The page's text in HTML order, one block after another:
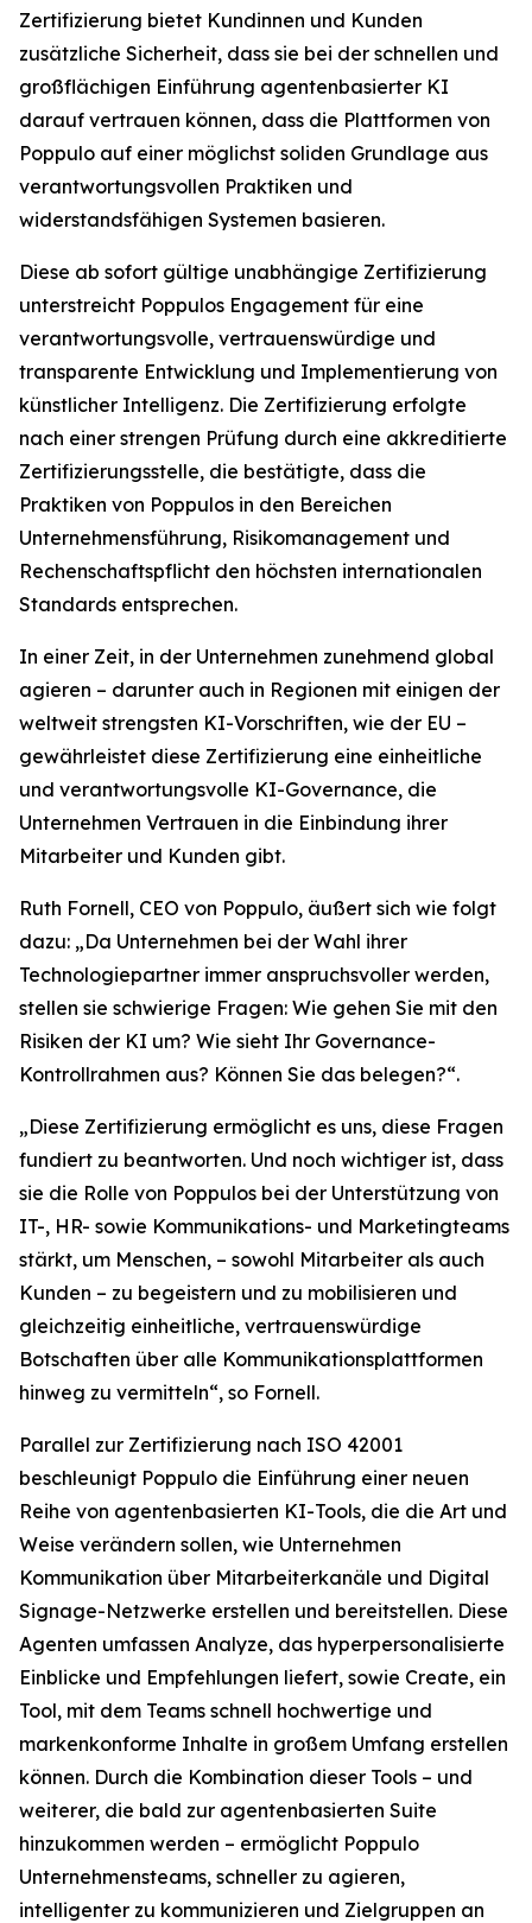
Zertifizierung bietet Kundinnen und Kunden
zusätzliche Sicherheit, dass sie bei der schnellen und
großflächigen Einführung agentenbasierter KI
darauf vertrauen können, dass die Plattformen von
Poppulo auf einer möglichst soliden Grundlage aus
verantwortungsvollen Praktiken und
widerstandsfähigen Systemen basieren.
Diese ab sofort gültige unabhängige Zertifizierung
unterstreicht Poppulos Engagement für eine
verantwortungsvolle, vertrauenswürdige und
transparente Entwicklung und Implementierung von
künstlicher Intelligenz. Die Zertifizierung erfolgte
nach einer strengen Prüfung durch eine akkreditierte
Zertifizierungsstelle, die bestätigte, dass die
Praktiken von Poppulos in den Bereichen
Unternehmensführung, Risikomanagement und
Rechenschaftspflicht den höchsten internationalen
Standards entsprechen.
In einer Zeit, in der Unternehmen zunehmend global
agieren – darunter auch in Regionen mit einigen der
weltweit strengsten KI-Vorschriften, wie der EU –
gewährleistet diese Zertifizierung eine einheitliche
und verantwortungsvolle KI-Governance, die
Unternehmen Vertrauen in die Einbindung ihrer
Mitarbeiter und Kunden gibt.
Ruth Fornell, CEO von Poppulo, äußert sich wie folgt
dazu: „Da Unternehmen bei der Wahl ihrer
Technologiepartner immer anspruchsvoller werden,
stellen sie schwierige Fragen: Wie gehen Sie mit den
Risiken der KI um? Wie sieht Ihr Governance-
Kontrollrahmen aus? Können Sie das belegen?“.
„Diese Zertifizierung ermöglicht es uns, diese Fragen
fundiert zu beantworten. Und noch wichtiger ist, dass
sie die Rolle von Poppulos bei der Unterstützung von
IT-, HR- sowie Kommunikations- und Marketingteams
stärkt, um Menschen, – sowohl Mitarbeiter als auch
Kunden – zu begeistern und zu mobilisieren und
gleichzeitig einheitliche, vertrauenswürdige
Botschaften über alle Kommunikationsplattformen
hinweg zu vermitteln“, so Fornell.
Parallel zur Zertifizierung nach ISO 42001
beschleunigt Poppulo die Einführung einer neuen
Reihe von agentenbasierten KI-Tools, die die Art und
Weise verändern sollen, wie Unternehmen
Kommunikation über Mitarbeiterkanäle und Digital
Signage-Netzwerke erstellen und bereitstellen. Diese
Agenten umfassen Analyze, das hyperpersonalisierte
Einblicke und Empfehlungen liefert, sowie Create, ein
Tool, mit dem Teams schnell hochwertige und
markenkonforme Inhalte in großem Umfang erstellen
können. Durch die Kombination dieser Tools – und
weiterer, die bald zur agentenbasierten Suite
hinzukommen werden – ermöglicht Poppulo
Unternehmensteams, schneller zu agieren,
intelligenter zu kommunizieren und Zielgruppen an